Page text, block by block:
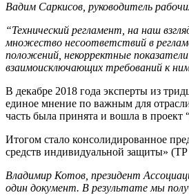
Вадим Саркисов, руководитель
“Технический регламент, на наш
множество несоответствий в
положений, некорректные
взаимоисключающих требований к
В декабре 2018 года эксперты из
единое мнение по важным для
часть была принята и вошла в
Итогом стало консолидированное
средств индивидуальной защиты»
Владимир Котов, президент
один документ. В результате мы